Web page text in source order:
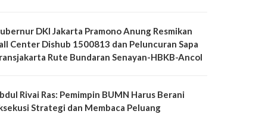
DKI Jakarta Pramono Anung Resmikan
Center Dishub 1500813 dan Peluncuran Sapa
Rute Bundaran Senayan-HBKB-Ancol
Rivai Ras: Pemimpin BUMN Harus Berani
Strategi dan Membaca Peluang